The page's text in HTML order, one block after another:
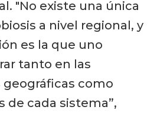
"No existe una única
a nivel regional, y
es la que uno
tanto en las
como
de cada sistema”,